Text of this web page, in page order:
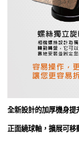
全新設計的加厚機身提
正面繞球軸，擴展可移